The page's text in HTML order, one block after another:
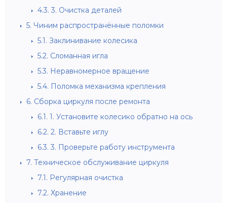
4.3. 3. Очистка деталей
5. Чиним распространённые поломки
5.1. Заклинивание колесика
5.2. Сломанная игла
5.3. Неравномерное вращение
5.4. Поломка механизма крепления
6. Сборка циркуля после ремонта
6.1. 1. Установите колесико обратно на ось
6.2. 2. Вставьте иглу
6.3. 3. Проверьте работу инструмента
7. Техническое обслуживание циркуля
7.1. Регулярная очистка
7.2. Хранение